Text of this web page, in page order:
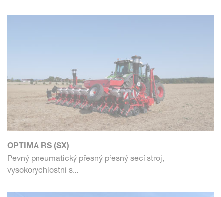
OPTIMA RS (SX)
Pevný pneumatický přesný přesný secí stroj,
vysokorychlostní s...